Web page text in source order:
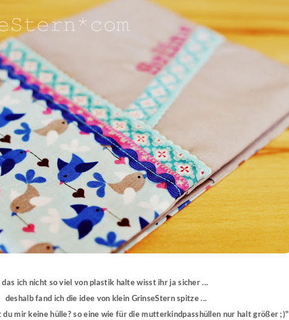
das ich nicht so viel von plastik halte wisst ihr ja sicher ...
deshalb fand ich die idee von klein GrinseStern spitze ...
du mir keine hülle? so eine wie für die mutterkindpasshüllen nur halt größer ;)"